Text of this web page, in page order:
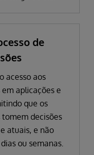
de
acesso aos
aplicações e
que os
decisões
atuais, e não
ou semanas.